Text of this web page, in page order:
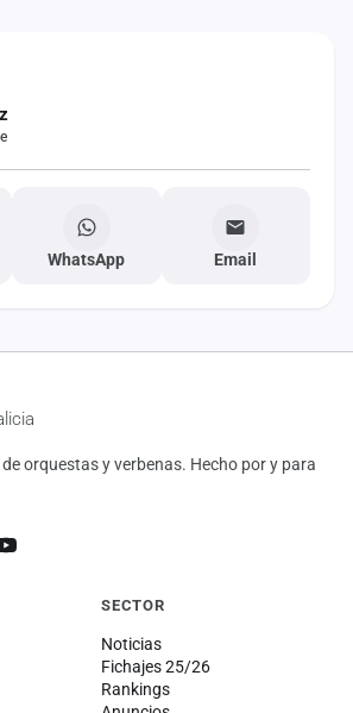
WhatsApp Email
orquestas y verbenas. Hecho por y para
SECTOR
Noticias
Fichajes 25/26
Rankings